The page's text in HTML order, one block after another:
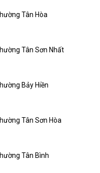
Tân Hòa
Tân Sơn Nhất
Bảy Hiền
Tân Sơn Hòa
Tân Bình